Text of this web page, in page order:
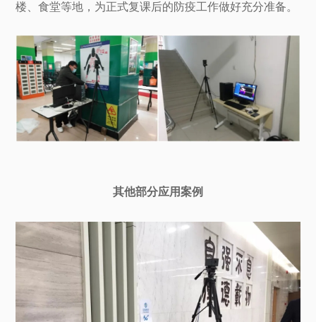
楼、食堂等地，为正式复课后的防疫工作做好充分准备。
其他部分应用案例